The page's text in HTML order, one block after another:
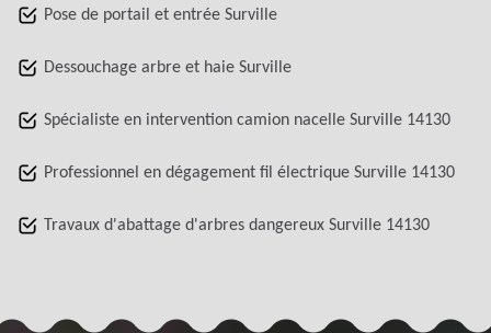
Pose de portail et entrée Surville
Dessouchage arbre et haie Surville
Spécialiste en intervention camion nacelle Surville 14130
Professionnel en dégagement fil électrique Surville 14130
Travaux d'abattage d'arbres dangereux Surville 14130